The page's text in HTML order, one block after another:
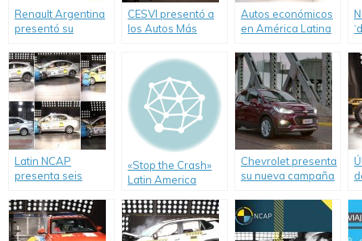
Renault Argentina
presentó su
de Sustentabilidad
CESVI presentó a
los Autos Más
Autos económicos
en América Latina
significando “cero
estrellas en
seguridad”.
Latin NCAP
presenta seis
de pruebas de
choque.
«Stop the Crash»
Latin America
Santiago de Chile
Chevrolet presenta
su nueva campaña